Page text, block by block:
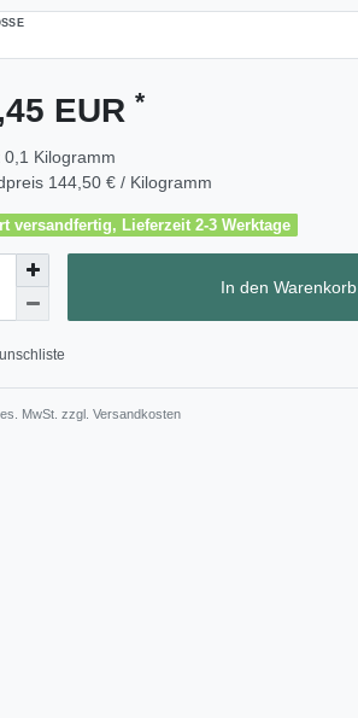
EUR *
0,1 Kilogramm
144,50 € / Kilogramm
versandfertig, Lieferzeit 2-3 Werktage
In den Warenkorb
MwSt. zzgl. Versandkosten